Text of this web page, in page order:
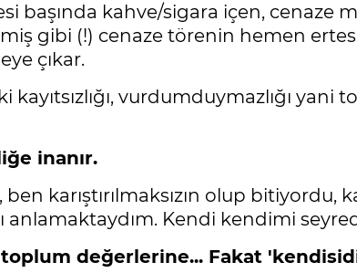
kahve/sigara içen, cenaze
gibi (!) cenaze törenin hemen
çıkar.
vurdumduymazlığı
inanır.
karıştırılmaksızın olup
Kendi kendimi
toplum değerlerine... Fakat